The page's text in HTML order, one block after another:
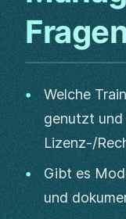
Welche
genutzt
Lizenz-/
Gibt es
und